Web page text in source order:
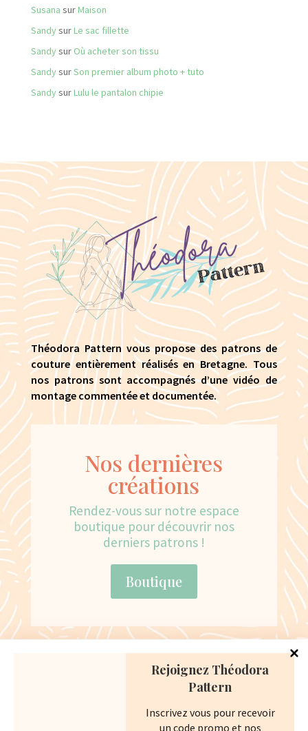
Rejoignez Théodora
Pattern
Inscrivez vous pour recevoir
un code promo et nos
Susana surMaison
SandysurLe sac fillette
Sandysur Où acheter son tissu
SandysurSon premier album photo + tuto
SandysurLulu le pantalon chipie
Théodora Pattern vous propose des patrons de
couture entièrement réalisés en Bretagne. Tous
nos patrons sont accompagnés d’une vidéo de
montage commentée et documentée.
Nos dernières
créations
Rendez-vous sur notre espace
boutique pour découvrir nos
derniers patrons !
Boutique